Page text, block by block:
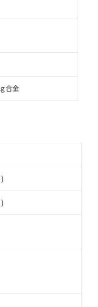
合金
品の当社在庫状況および標
サービスの対象外となる商
庫および標準価格とは異な
のお取引先、またはお客様
前の承諾なく第三者に漏洩
ス）をご利用いただくには
された部品リストについ
様との取引・商談に必要な
含有に非対応の商品で、対
有の対応状況を調査中ま
以下、フタル酸ブチルベンジ
1000ppm以下
用除外項目は除く。
な使用がないことを確認していま
前後することがあります。
値以下であることを示し
値を超えていることを示
わせください。
) : 100ppm、
類) : 1000ppm、 PBDEs(ポリ臭化
ブチル) : 1000ppm、 BBP(フタル
以下であることを示します
外部に漏えいし、環境に
合わせください。
替および外国貿易法に定め
は、日本国政府の輸出許可(
化学兵器、生物兵器または
ださい)
を公開していない機種